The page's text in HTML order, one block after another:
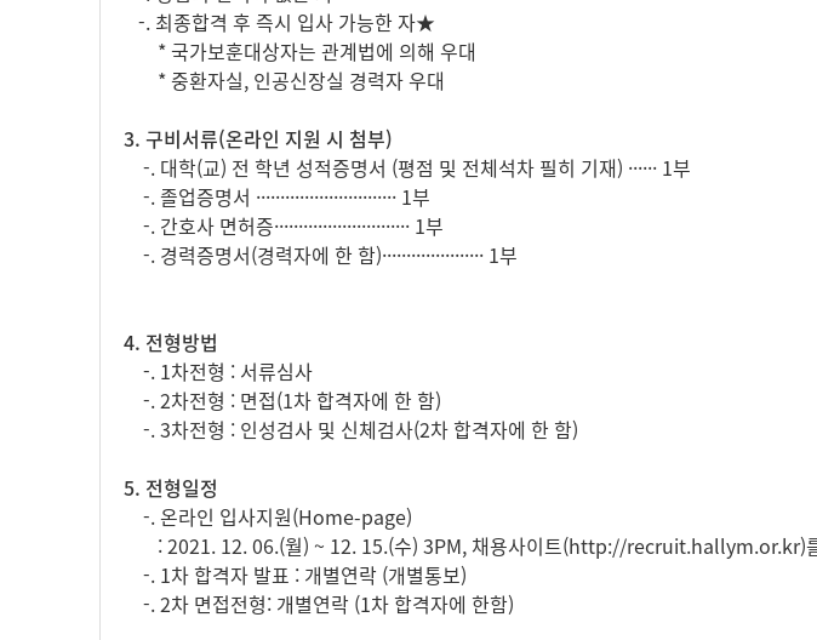
-. 최종합격 후 즉시 입사 가능한 자★
* 국가보훈대상자는 관계법에 의해 우대
* 중환자실, 인공신장실 경력자 우대
3. 구비서류(온라인 지원 시 첨부)
-. 대학(교) 전 학년 성적증명서 (평점 및 전체석차 필히 기재) ······ 1부
-. 졸업증명서 ····························· 1부
-. 간호사 면허증···························· 1부
-. 경력증명서(경력자에 한 함)····················· 1부
4. 전형방법
-. 1차전형 : 서류심사
-. 2차전형 : 면접(1차 합격자에 한 함)
-. 3차전형 : 인성검사 및 신체검사(2차 합격자에 한 함)
5. 전형일정
-. 온라인 입사지원(Home-page)
: 2021. 12. 06.(월) ~ 12. 15.(수) 3PM, 채용사이트(http://recruit.hallym.or.kr)를
-. 1차 합격자 발표 : 개별연락 (개별통보)
-. 2차 면접전형: 개별연락 (1차 합격자에 한함)